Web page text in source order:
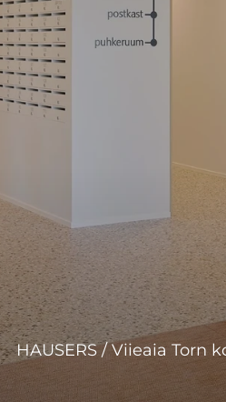
HAUSERS / Viieaia Torn